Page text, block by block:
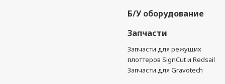
Б/У оборудование
Запчасти
Запчасти для режущих
плоттеров SignCut и Redsail
Запчасти для Gravotech